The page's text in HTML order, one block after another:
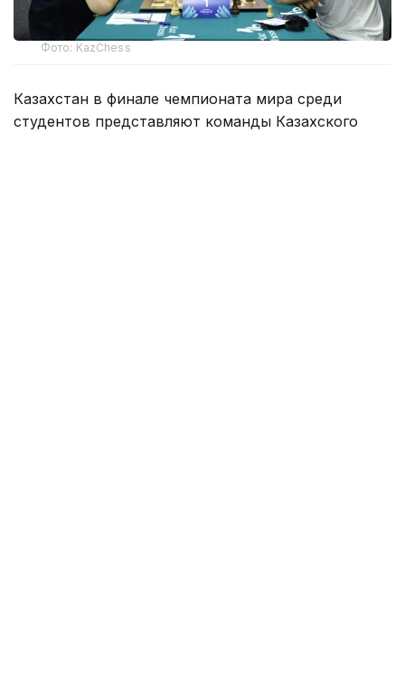
Фото: KazChess
Казахстан в финале чемпионата мира среди
студентов представляют команды Казахского